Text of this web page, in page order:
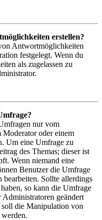
erstellen?
Antwortmöglichkeiten
festgelegt. Wenn du
als zugelassen zu
nur vom
Moderator oder einem
Um eine Umfrage zu
des Themas; dieser ist
Wenn niemand eine
Benutzer die Umfrage
Sollte allerdings
so kann die Umfrage
geändert
die Manipulation von